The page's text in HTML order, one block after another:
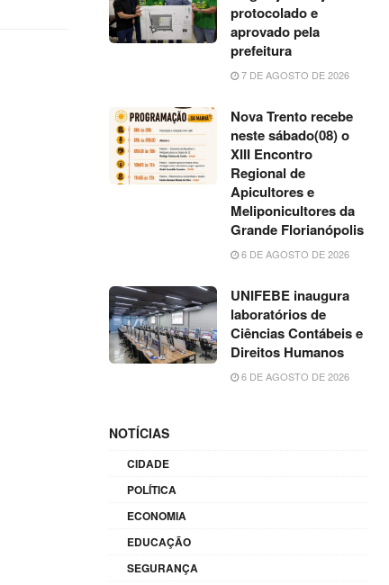
protocolado e
aprovado pela
prefeitura
7 DE AGOSTO DE 2026
Nova Trento recebe
neste sábado(08) o
XIII Encontro
Regional de
Apicultores e
Meliponicultores da
Grande Florianópolis
6 DE AGOSTO DE 2026
UNIFEBE inaugura
laboratórios de
Ciências Contábeis e
Direitos Humanos
6 DE AGOSTO DE 2026
NOTÍCIAS
CIDADE
POLÍTICA
ECONOMIA
EDUCAÇÃO
SEGURANÇA